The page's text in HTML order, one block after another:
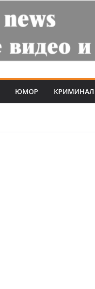
ЮМОР КРИМИНАЛ